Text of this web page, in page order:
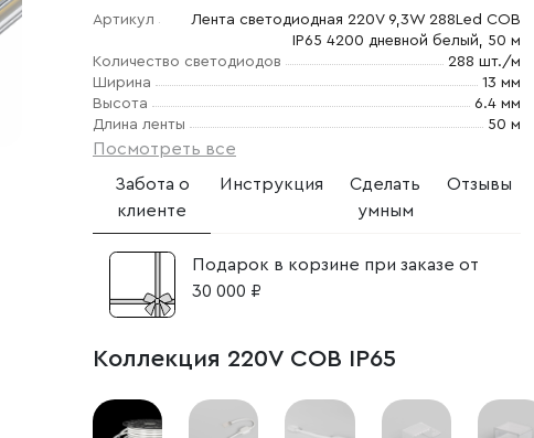
Артикул
Лента светодиодная 220V 9,3W 288Led COB
IP65 4200 дневной белый, 50 м
Количество светодиодов
288 шт./м
Ширина
13 мм
Высота
6.4 мм
Длина ленты
50 м
Посмотреть все
Забота о
клиенте
Инструкция
Сделать
умным
Отзывы
Подарок в корзине при заказе от
30 000 ₽
Коллекция 220V COB IP65